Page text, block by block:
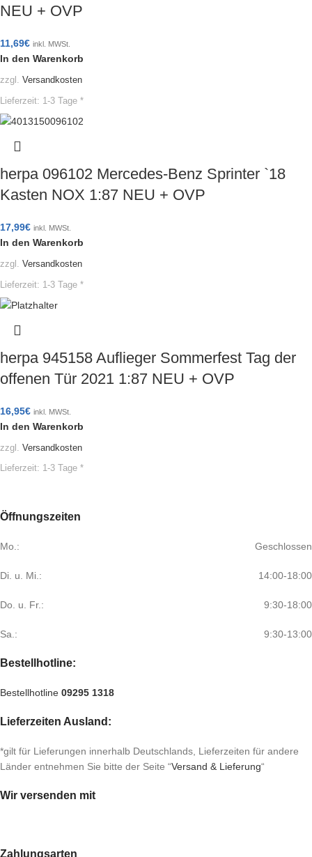
NEU + OVP
11,69€ inkl. MWSt.
In den Warenkorb
zzgl. Versandkosten
Lieferzeit: 1-3 Tage *
herpa 096102 Mercedes-Benz Sprinter `18
Kasten NOX 1:87 NEU + OVP
17,99€ inkl. MWSt.
In den Warenkorb
zzgl. Versandkosten
Lieferzeit: 1-3 Tage *
herpa 945158 Auflieger Sommerfest Tag der
offenen Tür 2021 1:87 NEU + OVP
16,95€ inkl. MWSt.
In den Warenkorb
zzgl. Versandkosten
Lieferzeit: 1-3 Tage *
Öffnungszeiten
Mo.: Geschlossen
Di. u. Mi.: 14:00-18:00
Do. u. Fr.: 9:30-18:00
Sa.: 9:30-13:00
Bestellhotline:
Bestellhotline 09295 1318
Lieferzeiten Ausland:
*gilt für Lieferungen innerhalb Deutschlands, Lieferzeiten für andere
Länder entnehmen Sie bitte der Seite “Versand & Lieferung“
Wir versenden mit
Zahlungsarten